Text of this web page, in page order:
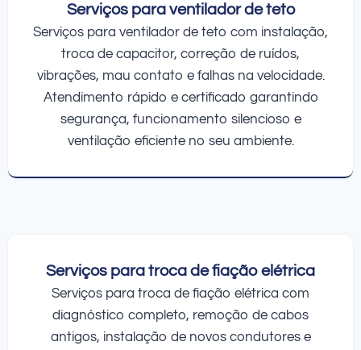
Serviços para ventilador de teto
Serviços para ventilador de teto com instalação,
troca de capacitor, correção de ruídos,
vibrações, mau contato e falhas na velocidade.
Atendimento rápido e certificado garantindo
segurança, funcionamento silencioso e
ventilação eficiente no seu ambiente.
Serviços para troca de fiação elétrica
Serviços para troca de fiação elétrica com
diagnóstico completo, remoção de cabos
antigos, instalação de novos condutores e